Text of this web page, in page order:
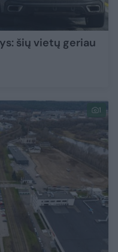
šių vietų geriau
1